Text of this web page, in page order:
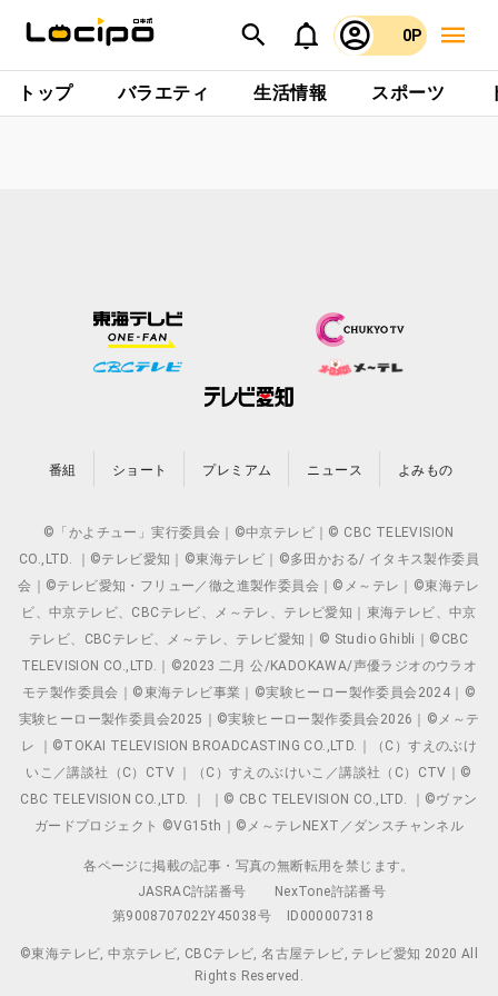
0P
トップ バラエティ 生活情報 スポーツ
番組 ショート プレミアム ニュース よみもの
©「かよチュー」実行委員会｜©中京テレビ｜© CBC TELEVISION
CO.,LTD. ｜©テレビ愛知｜©東海テレビ｜©多田かおる/ イタキス製作委員
会｜©テレビ愛知・フリュー／徹之進製作委員会｜©メ～テレ｜©東海テレ
ビ、中京テレビ、CBCテレビ、メ～テレ、テレビ愛知｜東海テレビ、中京
テレビ、CBCテレビ、メ～テレ、テレビ愛知｜© Studio Ghibli｜©CBC
TELEVISION CO.,LTD.｜©2023 二月 公/KADOKAWA/声優ラジオのウラオ
モテ製作委員会｜©東海テレビ事業｜©実験ヒーロー製作委員会2024｜©
実験ヒーロー製作委員会2025｜©実験ヒーロー製作委員会2026｜©メ～テ
レ ｜©TOKAI TELEVISION BROADCASTING CO.,LTD.｜（C）すえのぶけ
いこ／講談社（C）CTV ｜（C）すえのぶけいこ／講談社（C）CTV｜©
CBC TELEVISION CO.,LTD. ｜ ｜© CBC TELEVISION CO.,LTD. ｜©ヴァン
ガードプロジェクト ©VG15th｜©メ～テレNEXT／ダンスチャンネル
各ページに掲載の記事・写真の無断転用を禁じます。
JASRAC許諾番号
NexTone許諾番号
第9008707022Y45038号
ID000007318
©東海テレビ, 中京テレビ, CBCテレビ, 名古屋テレビ, テレビ愛知 2020 All
Rights Reserved.